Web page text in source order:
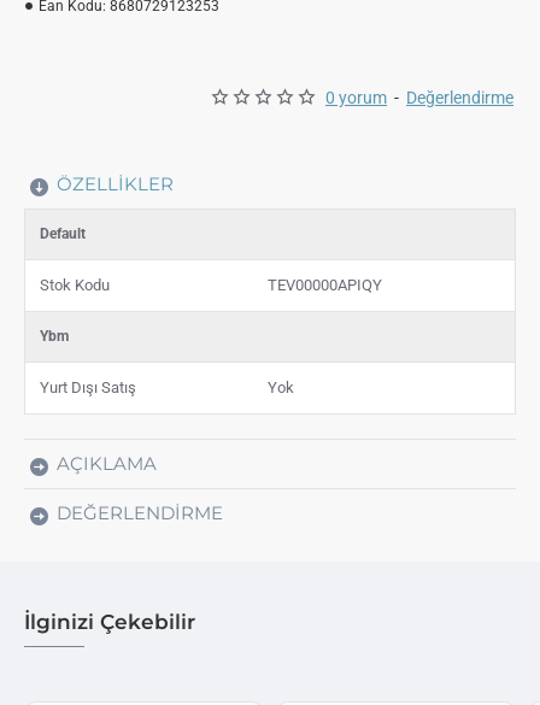
0 yorum - Değerlendirme
Ean Kodu: 8680729123253
ÖZELLIKLER
Default
Stok Kodu TEV00000APIQY
Ybm
Yurt Dışı Satış Yok
AÇIKLAMA
DEĞERLENDIRME
İlginizi Çekebilir